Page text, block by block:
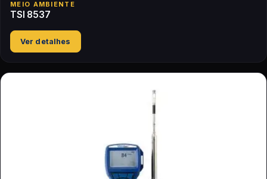
MEIO AMBIENTE
TSI 8537
Ver detalhes